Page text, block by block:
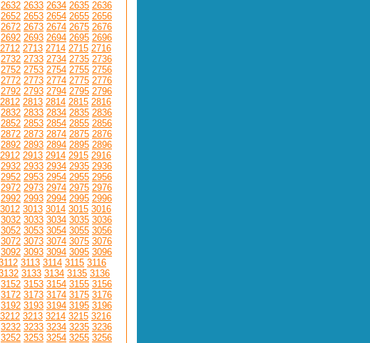
2632 2633 2634 2635 2636
2652 2653 2654 2655 2656
2672 2673 2674 2675 2676
2692 2693 2694 2695 2696
2712 2713 2714 2715 2716
2732 2733 2734 2735 2736
2752 2753 2754 2755 2756
2772 2773 2774 2775 2776
2792 2793 2794 2795 2796
2812 2813 2814 2815 2816
2832 2833 2834 2835 2836
2852 2853 2854 2855 2856
2872 2873 2874 2875 2876
2892 2893 2894 2895 2896
2912 2913 2914 2915 2916
2932 2933 2934 2935 2936
2952 2953 2954 2955 2956
2972 2973 2974 2975 2976
2992 2993 2994 2995 2996
3012 3013 3014 3015 3016
3032 3033 3034 3035 3036
3052 3053 3054 3055 3056
3072 3073 3074 3075 3076
3092 3093 3094 3095 3096
3113 3114 3115 3116
3133 3134 3135 3136
3152 3153 3154 3155 3156
3172 3173 3174 3175 3176
3192 3193 3194 3195 3196
3212 3213 3214 3215 3216
3232 3233 3234 3235 3236
3252 3253 3254 3255 3256